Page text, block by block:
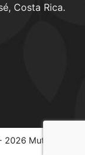
Costa Rica.
2026 Mutualidad